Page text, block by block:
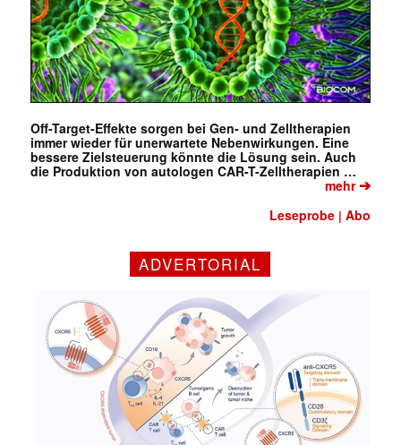
Off-Target-Effekte sorgen bei Gen- und Zelltherapien
immer wieder für unerwartete Nebenwirkungen. Eine
bessere Zielsteuerung könnte die Lösung sein. Auch
die Produktion von autologen CAR-T-Zelltherapien …
mehr➔
Leseprobe |Abo
ADVERTORIAL